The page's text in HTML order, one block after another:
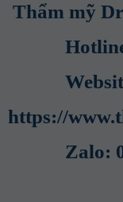
Thẩm mỹ
https://
Zalo: